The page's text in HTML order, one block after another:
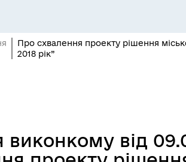
Про схвалення проекту рішення
2018 рік”
виконкому від